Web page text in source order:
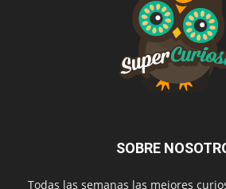
SOBRE
Todas las semanas las mejores